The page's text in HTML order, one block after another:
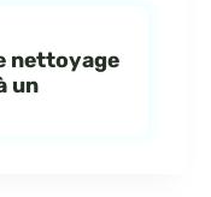
nettoyage
un